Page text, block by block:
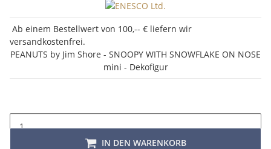
Ab einem Bestellwert von 100,-- € liefern wir
versandkostenfrei.
PEANUTS by Jim Shore - SNOOPY WITH SNOWFLAKE ON NOSE
mini - Dekofigur
IN DEN WARENKORB